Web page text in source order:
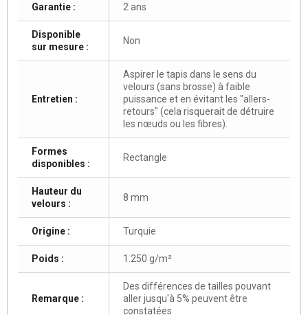
Garantie : 2 ans
Disponible
sur mesure :
Non
Entretien :
Aspirer le tapis dans le sens du
velours (sans brosse) à faible
puissance et en évitant les "allers-
retours" (cela risquerait de détruire
les nœuds ou les fibres).
Formes
disponibles :
Rectangle
Hauteur du
velours :
8 mm
Origine : Turquie
Poids : 1.250 g/m²
Remarque :
Des différences de tailles pouvant
aller jusqu'à 5% peuvent être
constatées